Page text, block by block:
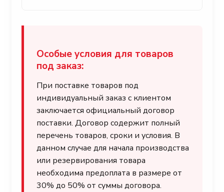
Особые условия для товаров
под заказ:
При поставке товаров под
индивидуальный заказ с клиентом
заключается официальный договор
поставки. Договор содержит полный
перечень товаров, сроки и условия. В
данном случае для начала производства
или резервирования товара
необходима предоплата в размере от
30% до 50% от суммы договора.